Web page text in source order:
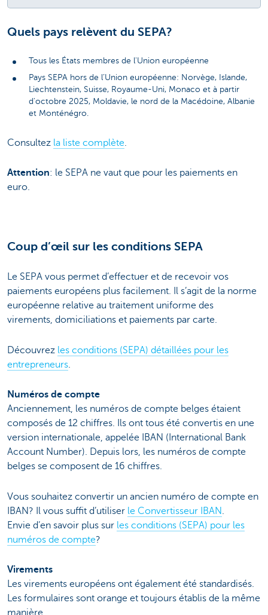
Quels pays relèvent du SEPA?
Tous les États membres de l'Union européenne
Pays SEPA hors de l’Union européenne: Norvège, Islande,
Liechtenstein, Suisse, Royaume-Uni, Monaco et à partir
d'octobre 2025, Moldavie, le nord de la Macédoine, Albanie
et Monténégro.
Consultez la liste complète.
Attention: le SEPA ne vaut que pour les paiements en
euro.
Coup d’œil sur les conditions SEPA
Le SEPA vous permet d’effectuer et de recevoir vos
paiements européens plus facilement. Il s’agit de la norme
européenne relative au traitement uniforme des
virements, domiciliations et paiements par carte.
Découvrez les conditions (SEPA) détaillées pour les
entrepreneurs.
Numéros de compte
Anciennement, les numéros de compte belges étaient
composés de 12 chiffres. Ils ont tous été convertis en une
version internationale, appelée IBAN (International Bank
Account Number). Depuis lors, les numéros de compte
belges se composent de 16 chiffres.
Vous souhaitez convertir un ancien numéro de compte en
IBAN? Il vous suffit d’utiliser le Convertisseur IBAN.
Envie d’en savoir plus sur les conditions (SEPA) pour les
numéros de compte?
Virements
Les virements européens ont également été standardisés.
Les formulaires sont orange et toujours établis de la même
manière.